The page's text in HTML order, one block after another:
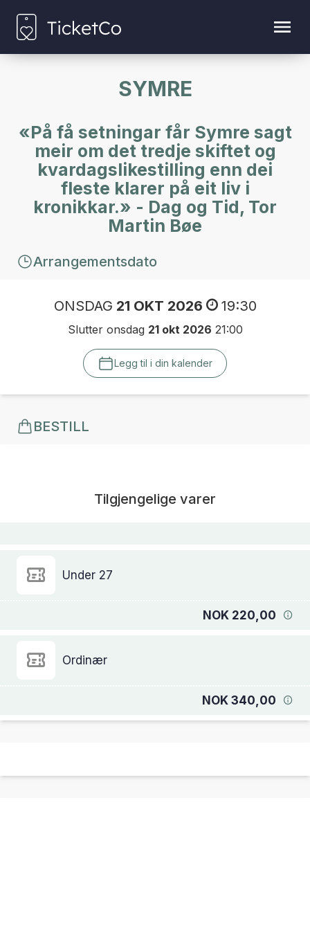
SYMRE
«På få setningar får Symre sagt
meir om det tredje skiftet og
kvardagslikestilling enn dei
fleste klarer på eit liv i
kronikkar.» - Dag og Tid, Tor
Martin Bøe
Arrangementsdato
ONSDAG 21 OKT 2026 19:30
Slutter onsdag 21 okt 2026 21:00
Legg til i din kalender
BESTILL
Tilgjengelige varer
Under 27
NOK 220,00
Ordinær
NOK 340,00